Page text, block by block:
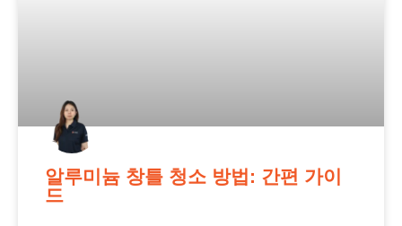
알루미늄 창틀 청소 방법: 간편 가이
드